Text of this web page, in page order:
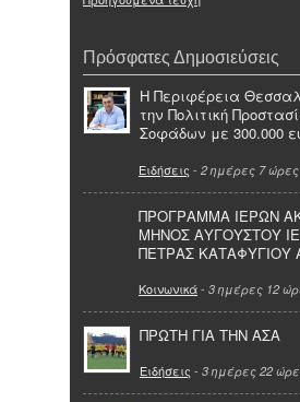
Πρόσφατες Δημοσιεύσεις
Η Περιφέρεια
την Πολιτική
Σοφάδων με 300.000
Ειδήσεις - 2 ημέρες 7 ώρες
ΠΡΟΓΡΑΜΜΑ ΙΕΡΩΝ
ΜΗΝΟΣ ΑΥΓΟΥΣΤΟΥ
ΠΕΤΡΑΣ ΚΑΤΑΦΥΓΙΟΥ
Κοινωνικά- 3 ημέρες 12
ΠΡΩΤΗ ΓΙΑ ΤΗΝ ΑΣΑ
Ειδήσεις - 3 ημέρες 22